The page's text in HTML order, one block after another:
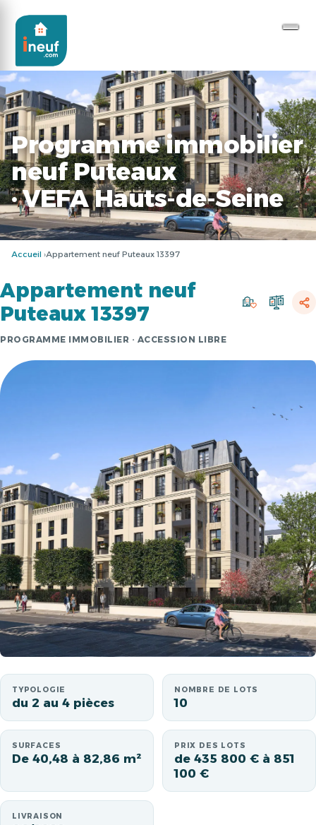
Programme immobilier
neuf Puteaux
· VEFA Hauts-de-Seine
Accueil Appartement neuf Puteaux 13397
Appartement neuf
Puteaux 13397
PROGRAMME IMMOBILIER · ACCESSION LIBRE
TYPOLOGIE
du 2 au 4 pièces
NOMBRE DE LOTS
10
SURFACES
De 40,48 à 82,86 m²
PRIX DES LOTS
de 435 800 € à 851
100 €
LIVRAISON